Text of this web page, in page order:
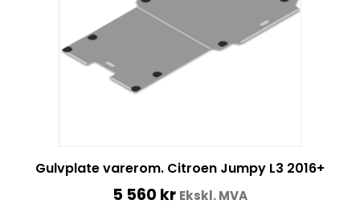
Gulvplate varerom. Citroen Jumpy L3 2016+
5 560 kr Ekskl. MVA